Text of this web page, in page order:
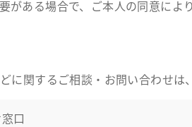
がある場合で、ご本人の同意によ
に関するご相談・お問い合わせは
口